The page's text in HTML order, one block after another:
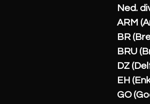
Ned.
ARM
BR
BRU
DZ
EH
GO